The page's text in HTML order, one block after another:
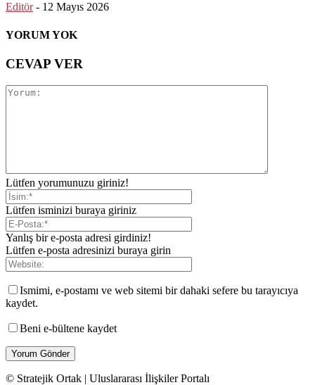
Editör - 12 Mayıs 2026
YORUM YOK
CEVAP VER
Lütfen yorumunuzu giriniz!
Lütfen isminizi buraya giriniz
Yanlış bir e-posta adresi girdiniz!
Lütfen e-posta adresinizi buraya girin
Ismimi, e-postamı ve web sitemi bir dahaki sefere bu tarayıcıya
kaydet.
Beni e-bültene kaydet
© Stratejik Ortak | Uluslararası İlişkiler Portalı